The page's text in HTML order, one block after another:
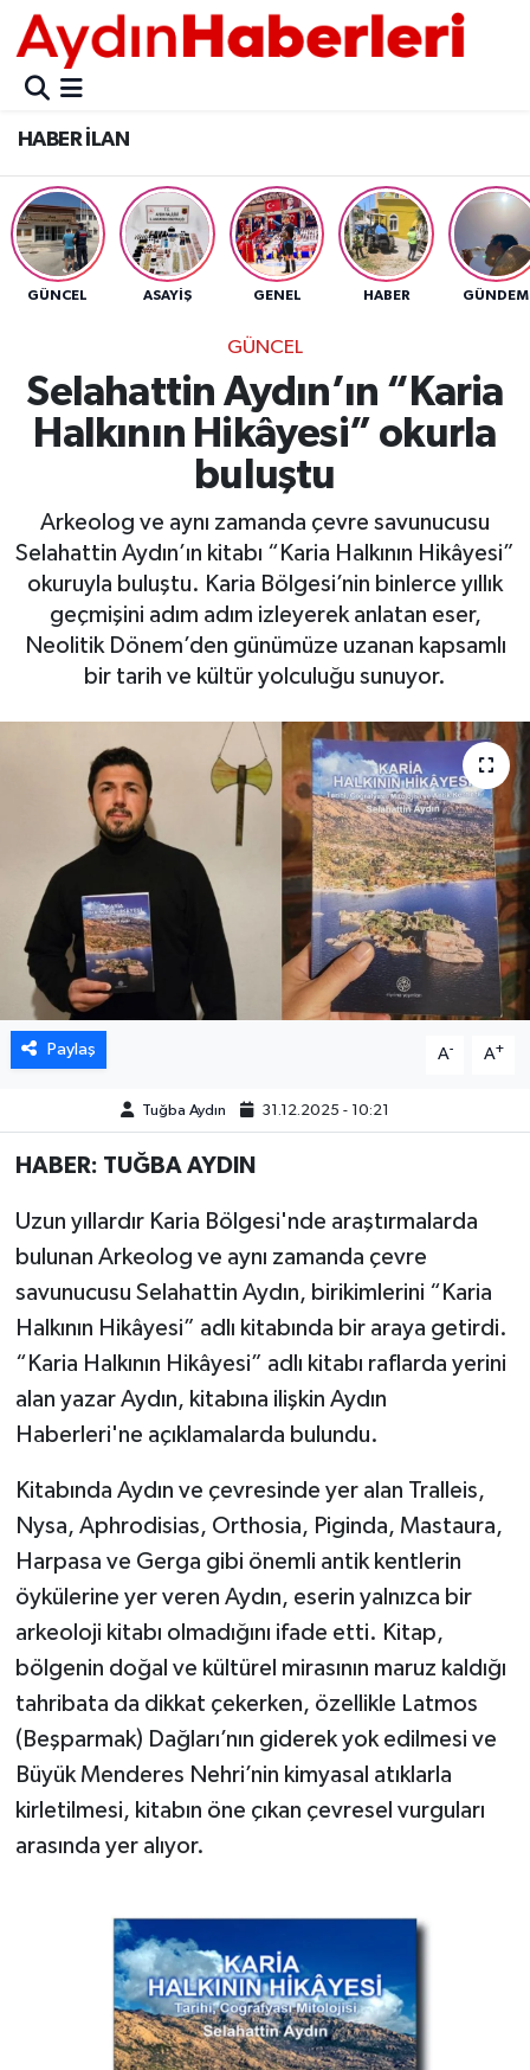
HABER İLAN
GÜNCEL ASAYİŞ GENEL HABER GÜNDEM
GÜNCEL
Selahattin Aydın’ın “Karia
Halkının Hikâyesi” okurla
buluştu
Arkeolog ve aynı zamanda çevre savunucusu
Selahattin Aydın’ın kitabı “Karia Halkının Hikâyesi”
okuruyla buluştu. Karia Bölgesi’nin binlerce yıllık
geçmişini adım adım izleyerek anlatan eser,
Neolitik Dönem’den günümüze uzanan kapsamlı
bir tarih ve kültür yolculuğu sunuyor.
Paylaş A- A+
Tuğba Aydın 31.12.2025 - 10:21
HABER: TUĞBA AYDIN
Uzun yıllardır Karia Bölgesi'nde araştırmalarda
bulunan Arkeolog ve aynı zamanda çevre
savunucusu Selahattin Aydın, birikimlerini “Karia
Halkının Hikâyesi” adlı kitabında bir araya getirdi.
“Karia Halkının Hikâyesi” adlı kitabı raflarda yerini
alan yazar Aydın, kitabına ilişkin Aydın
Haberleri'ne açıklamalarda bulundu.
Kitabında Aydın ve çevresinde yer alan Tralleis,
Nysa, Aphrodisias, Orthosia, Piginda, Mastaura,
Harpasa ve Gerga gibi önemli antik kentlerin
öykülerine yer veren Aydın, eserin yalnızca bir
arkeoloji kitabı olmadığını ifade etti. Kitap,
bölgenin doğal ve kültürel mirasının maruz kaldığı
tahribata da dikkat çekerken, özellikle Latmos
(Beşparmak) Dağları’nın giderek yok edilmesi ve
Büyük Menderes Nehri’nin kimyasal atıklarla
kirletilmesi, kitabın öne çıkan çevresel vurguları
arasında yer alıyor.
GÜNCEL
POLİTİKA
BELEDİYELER
ASAYİŞ
BÜLTEN
ÇEVRE
DIŞ
DÜNYA
EGE
EKOLOJİ VE ÇEVRE
BİLİM VE TEKNOLOJİ
GÜNDEM
HABERDE İNSAN
KÜLTÜR SANAT
MAGAZİN
ÖZEL HABER
SAĞLIK
ŞİRKET HABERLERİ
SİYASET
TEKNOLOJİ
YAŞAM
YEREL
AFYON
AFYONKARAHİSAR
AYDIN
DENİZLİ
KÜTAHYA
MANİSA
Aydın Nöbetçi Eczaneler
Aydın Hava Durumu
Aydin Namaz Vakitleri
Aydın Trafik Yoğunluk Haritası
Süper Lig Puan Durumu ve Fikstür
Tüm Manşetler
Son Dakika Haberleri
Haber Arşivi